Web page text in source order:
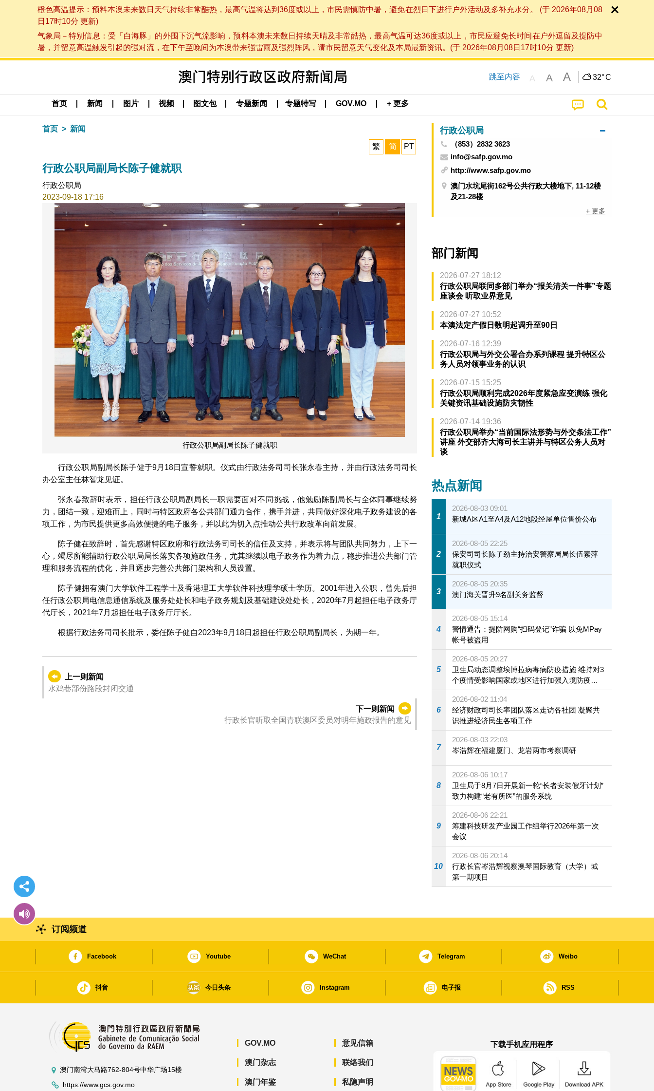
橙色高温提示：预料本澳未来数日天气持续非常酷热，最高气温将达到36度或以上，市民需慎防中暑，避免在烈日下进行户外活动及多补充水分。 (于 2026年08月08
日17时10分 更新)
气象局－特别信息：受「白海豚」的外围下沉气流影响，预料本澳未来数日持续天晴及非常酷热，最高气温可达36度或以上，市民应避免长时间在户外逗留及提防中
暑，并留意高温触发引起的强对流，在下午至晚间为本澳带来强雷雨及强烈阵风，请市民留意天气变化及本局最新资讯。(于 2026年08月08日17时10分 更新)
跳至内容 A A A 32°C
首页 新闻 图片 视频 图文包 专题新闻 专题特写 GOV.MO + 更多
首页 新闻
繁 简 PT
行政公职局副局长陈子健就职
行政公职局
2023-09-18 17:16
行政公职局副局长陈子健就职
行政公职局副局长陈子健于9月18日宣誓就职。仪式由行政法务司司长张永春主持，并由行政法务司司长
办公室主任林智龙见证。
张永春致辞时表示，担任行政公职局副局长一职需要面对不同挑战，他勉励陈副局长与全体同事继续努
力，团结一致，迎难而上，同时与特区政府各公共部门通力合作，携手并进，共同做好深化电子政务建设的各
项工作，为市民提供更多高效便捷的电子服务，并以此为切入点推动公共行政改革向前发展。
陈子健在致辞时，首先感谢特区政府和行政法务司司长的信任及支持，并表示将与团队共同努力，上下一
心，竭尽所能辅助行政公职局局长落实各项施政任务，尤其继续以电子政务作为着力点，稳步推进公共部门管
理和服务流程的优化，并且逐步完善公共部门架构和人员设置。
陈子健拥有澳门大学软件工程学士及香港理工大学软件科技理学硕士学历。2001年进入公职，曾先后担
任行政公职局电信息通信系统及服务处处长和电子政务规划及基础建设处处长，2020年7月起担任电子政务厅
代厅长，2021年7月起担任电子政务厅厅长。
根据行政法务司司长批示，委任陈子健自2023年9月18日起担任行政公职局副局长，为期一年。
上一则新闻
水鸡巷部份路段封闭交通
下一则新闻
行政长官听取全国青联澳区委员对明年施政报告的意见
行政公职局
（853）2832 3623
info@safp.gov.mo
http://www.safp.gov.mo
澳门水坑尾街162号公共行政大楼地下, 11-12楼
及21-28楼
+ 更多
部门新闻
2026-07-27 18:12
行政公职局联同多部门举办“报关清关一件事”专题
座谈会 听取业界意见
2026-07-27 10:52
本澳法定产假日数明起调升至90日
2026-07-16 12:39
行政公职局与外交公署合办系列课程 提升特区公
务人员对领事业务的认识
2026-07-15 15:25
行政公职局顺利完成2026年度紧急应变演练 强化
关键资讯基础设施防灾韧性
2026-07-14 19:36
行政公职局举办“当前国际法形势与外交条法工作”
讲座 外交部齐大海司长主讲并与特区公务人员对
谈
热点新闻
1
2026-08-03 09:01
新城A区A1至A4及A12地段经屋单位售价公布
2
2026-08-05 22:25
保安司司长陈子劲主持治安警察局局长伍素萍
就职仪式
3
2026-08-05 20:35
澳门海关晋升9名副关务监督
4
2026-08-05 15:14
警情通告：提防网购“扫码登记”诈骗 以免MPay
帐号被盗用
5
2026-08-05 20:27
卫生局动态调整埃博拉病毒病防疫措施 维持对3
个疫情受影响国家或地区进行加强入境防疫措
施
6
2026-08-02 11:04
经济财政司司长率团队落区走访各社团 凝聚共
识推进经济民生各项工作
7
2026-08-03 22:03
岑浩辉在福建厦门、龙岩两市考察调研
8
2026-08-06 10:17
卫生局于8月7日开展新一轮“长者安装假牙计划”
致力构建“老有所医”的服务系统
9
2026-08-06 22:21
筹建科技研发产业园工作组举行2026年第一次
会议
10
2026-08-06 20:14
行政长官岑浩辉视察澳琴国际教育（大学）城
第一期项目
订阅频道
Facebook Youtube WeChat Telegram Weibo
抖音 今日头条 Instagram 电子报 RSS
澳门南湾大马路762-804号中华广场15楼
https://www.gcs.gov.mo
GOV.MO
澳门杂志
澳门年鉴
意见信箱
联络我们
私隐声明
下载手机应用程序